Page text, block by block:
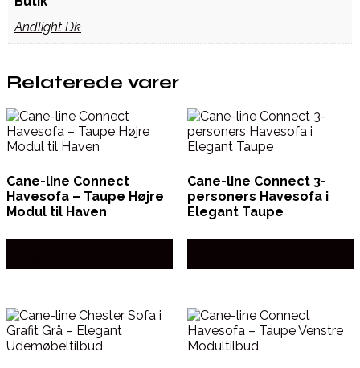
Andlight Dk
Relaterede varer
Cane-line Connect
Havesofa – Taupe Højre
Modul til Haven
Cane-line Connect 3-
personers Havesofa i
Elegant Taupe